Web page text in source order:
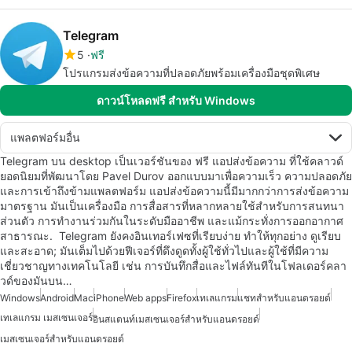
Telegram
5 ฟรี
โปรแกรมส่งข้อความที่ปลอดภัยพร้อมเครื่องมือชุดพิเศษ
ดาวน์โหลดฟรี สำหรับ Windows
แพลตฟอร์มอื่น
Telegram บน desktop เป็นเวอร์ชันของ ฟรี แอปส่งข้อความ ที่ใช้คลาวด์
ยอดนิยมที่พัฒนาโดย Pavel Durov ออกแบบมาเพื่อความเร็ว ความปลอดภัย
และการเข้าถึงข้ามแพลตฟอร์ม แอปส่งข้อความนี้มีมากกว่าการส่งข้อความ
มาตรฐาน มันเป็นเครื่องมือ การสื่อสารที่หลากหลายใช้สำหรับการสนทนา
ส่วนตัว การทำงานร่วมกันในระดับมืออาชีพ และแม้กระทั่งการออกอากาศ
สาธารณะ. Telegram ยังคงอินเทอร์เฟซที่เรียบง่าย ทำให้ทุกอย่าง ดูเรียบ
และสะอาด; มันเต็มไปด้วยฟีเจอร์ที่ดึงดูดทั้งผู้ใช้ทั่วไปและผู้ใช้ที่มีความ
เชี่ยวชาญทางเทคโนโลยี เช่น การบันทึกสื่อและไฟล์ทันทีในโฟลเดอร์คลา
วด์ของมันบน…
WindowsAndroidMaciPhoneWeb appsFirefoxเทเลแกรมแชทสำหรับแอนดรอยด์
เทเลแกรม เมสเซนเจอร์อินสแตนท์เมสเซนเจอร์สำหรับแอนดรอยด์
เมสเซนเจอร์สำหรับแอนดรอยด์